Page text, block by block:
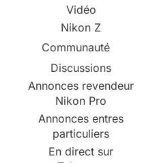
Vidéo
Nikon Z
Communauté
Discussions
Annonces revendeur
Nikon Pro
Annonces entres
particuliers
En direct sur